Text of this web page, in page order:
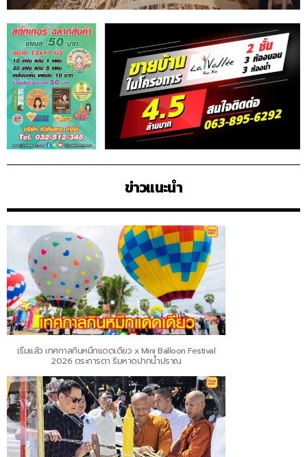
ข่าวแนะนำ
เริ่มแล้ว เทศกาลกินหมึกแดดเดียว x Mini Balloon Festival
2026 ตระการตา ริมหาดปากน้ำปราณ